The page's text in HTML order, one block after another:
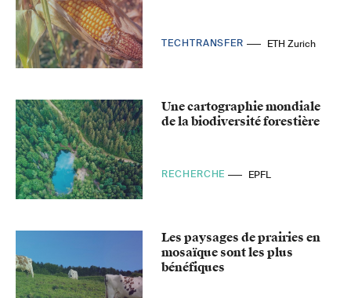
TECHTRANSFER ETH Zurich
Une cartographie mondiale
de la biodiversité forestière
RECHERCHE EPFL
Les paysages de prairies en
mosaïque sont les plus
bénéfiques